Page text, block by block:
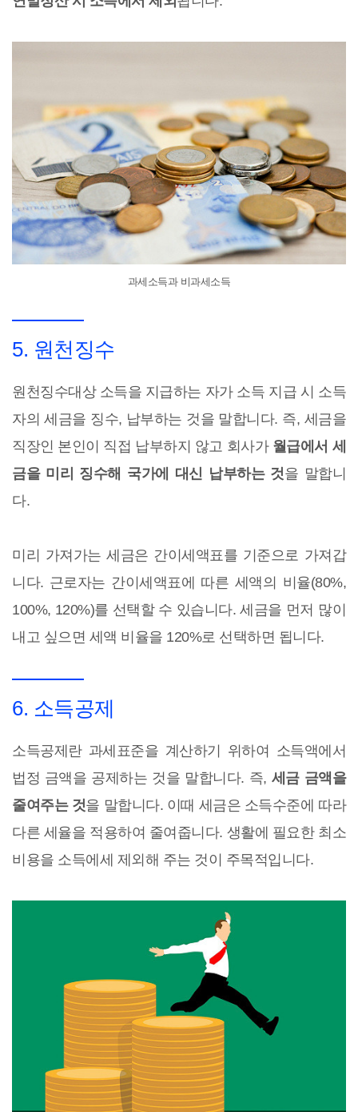
과세소득과 비과세소득
5. 원천징수
원천징수대상 소득을 지급하는 자가 소득 지급 시 소득
자의 세금을 징수, 납부하는 것을 말합니다. 즉, 세금을
직장인 본인이 직접 납부하지 않고 회사가 월급에서 세
금을 미리 징수해 국가에 대신 납부하는 것을 말합니
다.
미리 가져가는 세금은 간이세액표를 기준으로 가져갑
니다. 근로자는 간이세액표에 따른 세액의 비율(80%,
100%, 120%)를 선택할 수 있습니다. 세금을 먼저 많이
내고 싶으면 세액 비율을 120%로 선택하면 됩니다.
6. 소득공제
소득공제란 과세표준을 계산하기 위하여 소득액에서
법정 금액을 공제하는 것을 말합니다. 즉, 세금 금액을
줄여주는 것을 말합니다. 이때 세금은 소득수준에 따라
다른 세율을 적용하여 줄여줍니다. 생활에 필요한 최소
비용을 소득에세 제외해 주는 것이 주목적입니다.